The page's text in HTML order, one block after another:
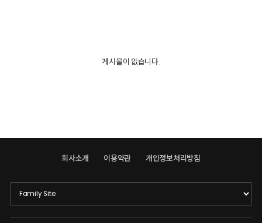
게시물이 없습니다.
회사소개 이용약관 개인정보처리방침